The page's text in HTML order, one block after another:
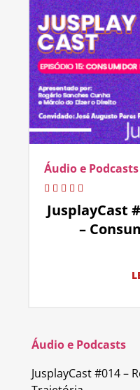
Áudio e Podcasts
JusplayCast
–
Áudio e Podcasts
JusplayCast #014 –